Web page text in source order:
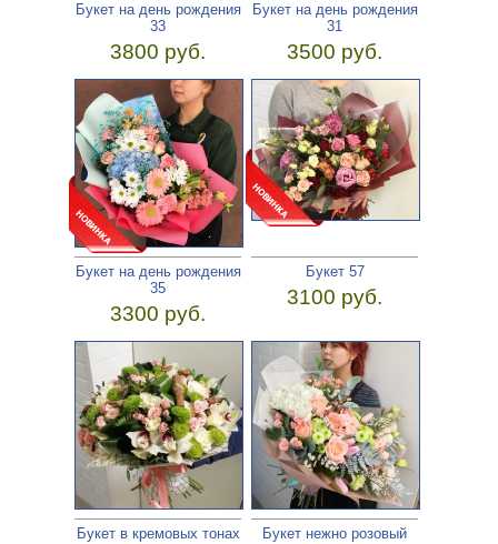
Букет на день рождения
33
3800 руб.
Букет на день рождения
31
3500 руб.
Букет на день рождения
35
3300 руб.
Букет 57
3100 руб.
Букет в кремовых тонах Букет нежно розовый